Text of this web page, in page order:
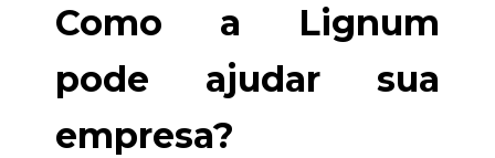
Como a Lignum
pode ajudar sua
empresa?